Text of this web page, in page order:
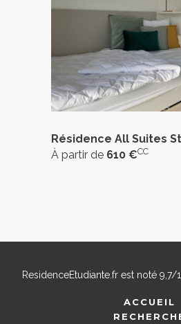
Résidence All Suites
À partir de 610 €CC
ResidenceEtudiante.frest noté 9,7/
ACCUEIL